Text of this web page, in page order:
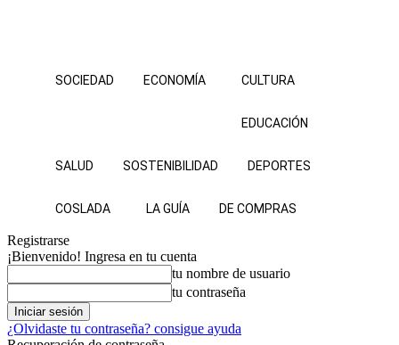
SOCIEDAD ECONOMÍA CULTURA
EDUCACIÓN
SALUD SOSTENIBILIDAD DEPORTES
COSLADA LA GUÍA DE COMPRAS
Registrarse
¡Bienvenido! Ingresa en tu cuenta
tu nombre de usuario
tu contraseña
¿Olvidaste tu contraseña? consigue ayuda